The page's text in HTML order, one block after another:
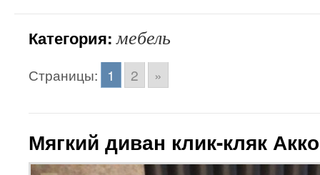
Категория:мебель
Страницы: 1 2 »
Мягкий диван клик-кляк